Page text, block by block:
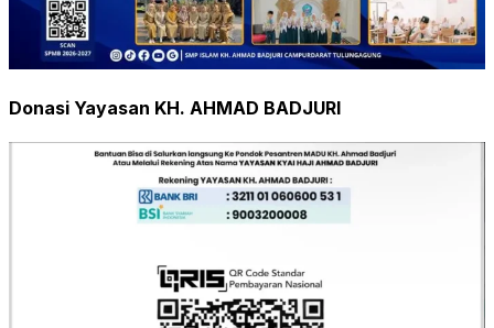
Donasi Yayasan KH. AHMAD BADJURI